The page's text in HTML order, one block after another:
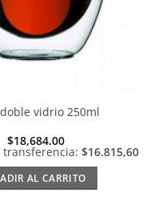
vidrio 250ml
$18,684.00
transferencia: $16.815,60
AL CARRITO